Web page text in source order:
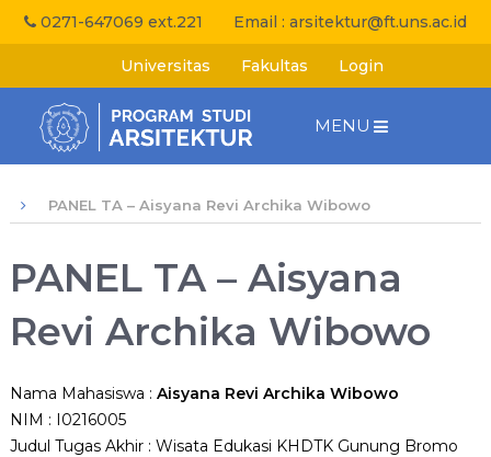
0271-647069 ext.221 Email : arsitektur@ft.uns.ac.id
Universitas Fakultas Login
MENU
PANEL TA – Aisyana Revi Archika Wibowo
PANEL TA – Aisyana
Revi Archika Wibowo
Nama Mahasiswa : Aisyana Revi Archika Wibowo
NIM : I0216005
Judul Tugas Akhir : Wisata Edukasi KHDTK Gunung Bromo